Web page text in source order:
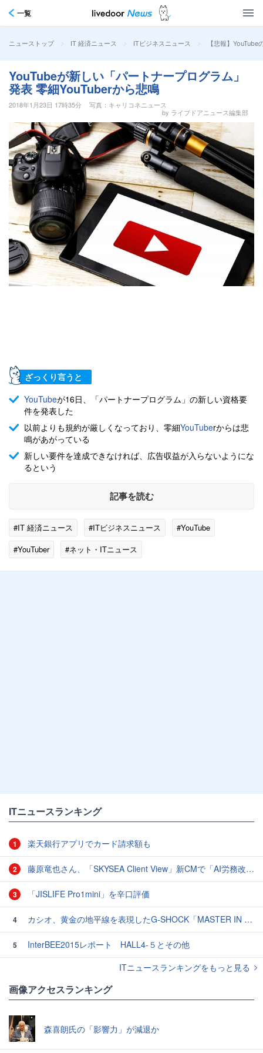
一覧
ニューストップ > IT 経済ニュース > ITビジネスニュース > 【悲報】
YouTubeが新しい「パートナープログラム」
発表 零細YouTuberから悲鳴
2018年1月23日 17時35分
写真：キャリコネニュース
by ライブドアニュース編集部
ざっくり言うと
YouTubeが16日、「パートナープログラム」の新しい資格要
件を発表した
以前よりも規約が厳しくなっており、零細YouTuberからは悲
鳴があがっている
新しい要件を達成できなければ、広告収益が入らないようにな
るという
記事を読む
#IT 経済ニュース #ITビジネスニュース
#YouTube
#YouTuber
#ネット・ITニュース
ITニュースランキング
1 楽天銀行アプリでカード請求額も
2 藤原竜也さん、「SKYSEA Client View」新CMで「AI労務改善」をアピール 働き方をAIが分析したら「すぐに休んで」と言われる？
3 「JISLIFE Pro1mini」を辛口評価
4 カシオ、黄金の地平線を表現したG-SHOCK「MASTER IN HORIZON GOLD」3モデル
5
InterBEE2015レポート HALL4-５とその他
ITニュースランキングをもっと見る
画像アクセスランキング
森喜朗氏の「影響力」が減退か